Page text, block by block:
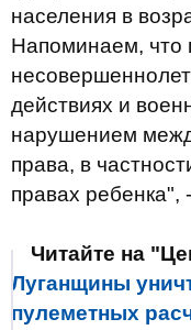
населения в
Напоминаем, что
действиях и
нарушением
права, в
правах
Читайте на
Луганщины
пулеметных